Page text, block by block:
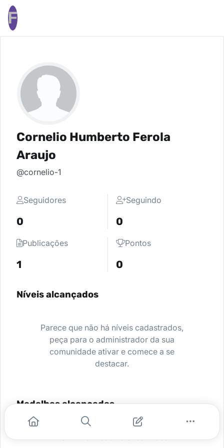
F
Cornelio Humberto Ferola
Araujo
@cornelio-1
Seguidores
0
Seguindo
0
Publicações
1
Pontos
0
Níveis alcançados
Parece que não há níveis cadastrados,
peça para o administrador da sua
comunidade ativar e comece a se
destacar.
Medalhas alcançadas
Nenhuma medalha encontrada